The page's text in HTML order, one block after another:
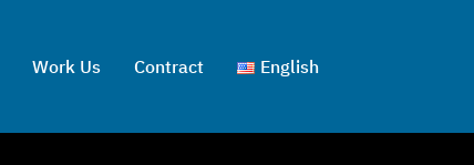
Work Us Contract English